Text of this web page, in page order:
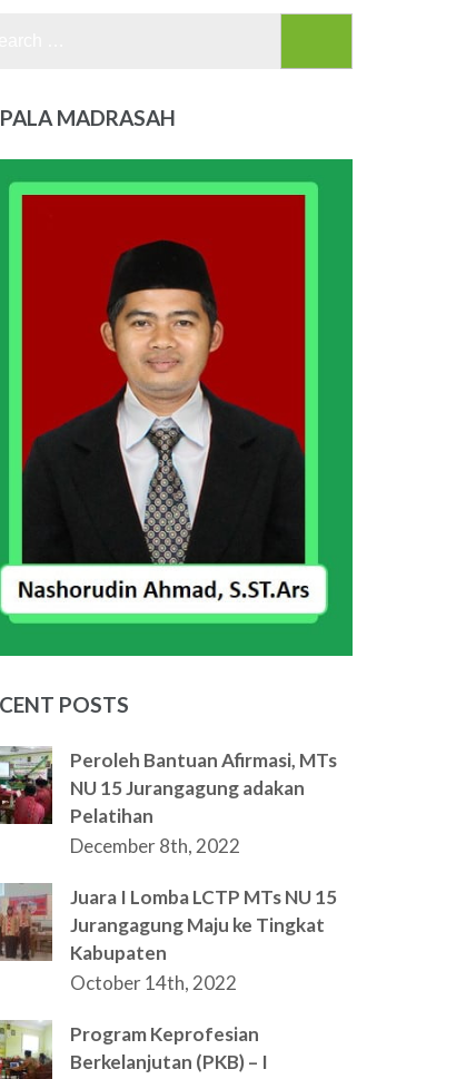
MADRASAH
POSTS
Peroleh Bantuan Afirmasi, MTs
NU 15 Jurangagung adakan
Pelatihan
December 8th, 2022
Juara I Lomba LCTP MTs NU 15
Jurangagung Maju ke Tingkat
Kabupaten
October 14th, 2022
Program Keprofesian
Berkelanjutan (PKB) – I